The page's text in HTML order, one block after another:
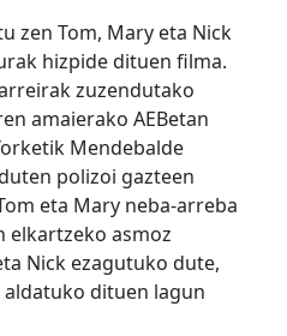
zen Tom, Mary eta Nick
hizpide dituen filma.
zuzendutako
amaierako AEBetan
Mendebalde
polizoi gazteen
eta Mary neba-arreba
elkartzeko asmoz
Nick ezagutuko dute,
dituen lagun